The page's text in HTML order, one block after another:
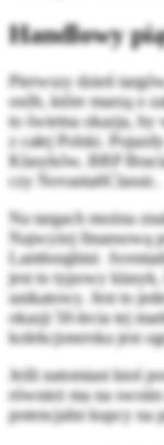
Handlowy
Pierwszy dzień
osób, które marzą o
to świetna okazja, by
z całej Polski.
Klasyków, BRP
czy Novanta6Classic.
Na targach można
Najwyżej finansową
Lamborghini
jest to typowy
unikatowy. Jest to
okazji 50-lecia tej
kolekcjonerska jest
Jeśli natomiast ktoś
również ma na
potencjalni kupcy na